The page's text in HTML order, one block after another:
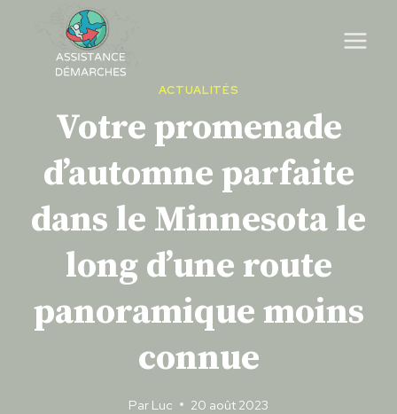
content
ACTUALITÉS
Votre promenade
d’automne parfaite
dans le Minnesota le
long d’une route
panoramique moins
connue
Par Luc 20 août 2023